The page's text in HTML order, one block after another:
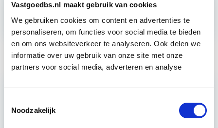
Vastgoedbs.nl maakt gebruik van cookies
We gebruiken cookies om content en advertenties te
personaliseren, om functies voor social media te bieden
en om ons websiteverkeer te analyseren. Ook delen we
informatie over uw gebruik van onze site met onze
partners voor social media, adverteren en analyse
Noodzakelijk
Huisvestingskwaliteit Klimaat